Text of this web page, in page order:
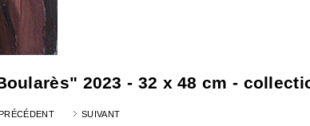
2023 - 32 x 48 cm -
SUIVANT